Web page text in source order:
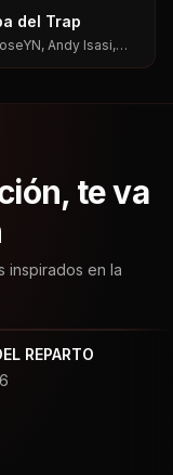
del Trap
Andy Isasi,
te va
inspirados en la
REPARTO